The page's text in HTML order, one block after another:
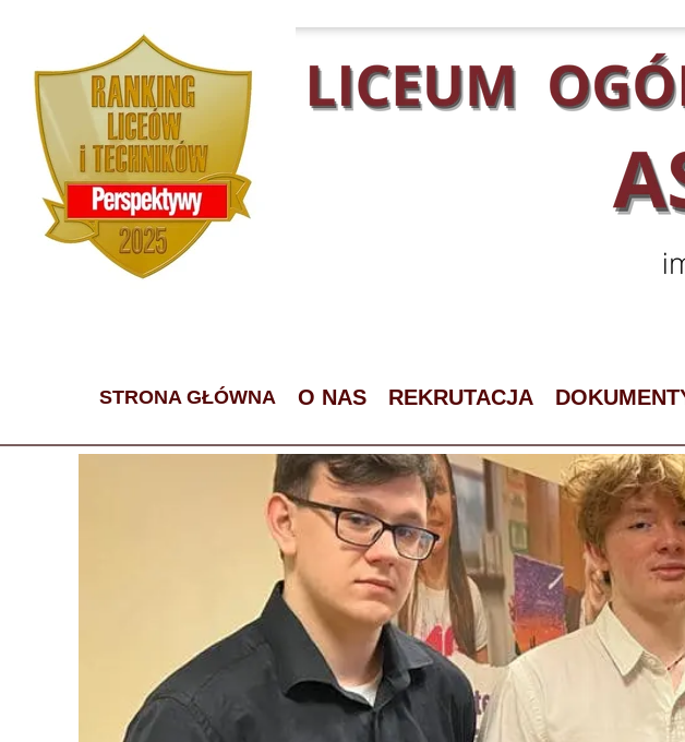
STRONA GŁÓWNA O NAS
NASZ ZESPÓŁ
NASZA HISTORIA
EDUKACJA MIĘDZYNARODOWA
SUKCESY
REKRUTACJA